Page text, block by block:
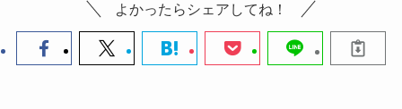
よかったらシェアしてね！